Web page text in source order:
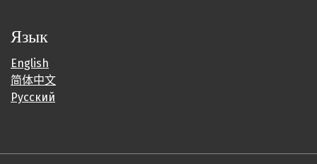
Язык
English
简体中文
Русский